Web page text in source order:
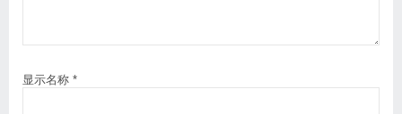
显示名称 *